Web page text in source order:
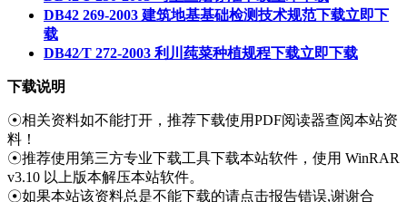
DB42 269-2003 建筑地基基础检测技术规范下载立即下
载
DB42∕T 272-2003 利川莼菜种植规程下载立即下载
下载说明
☉相关资料如不能打开，推荐下载使用PDF阅读器查阅本站资
料！
☉推荐使用第三方专业下载工具下载本站软件，使用 WinRAR
v3.10 以上版本解压本站软件。
☉如果本站该资料总是不能下载的请点击报告错误,谢谢合